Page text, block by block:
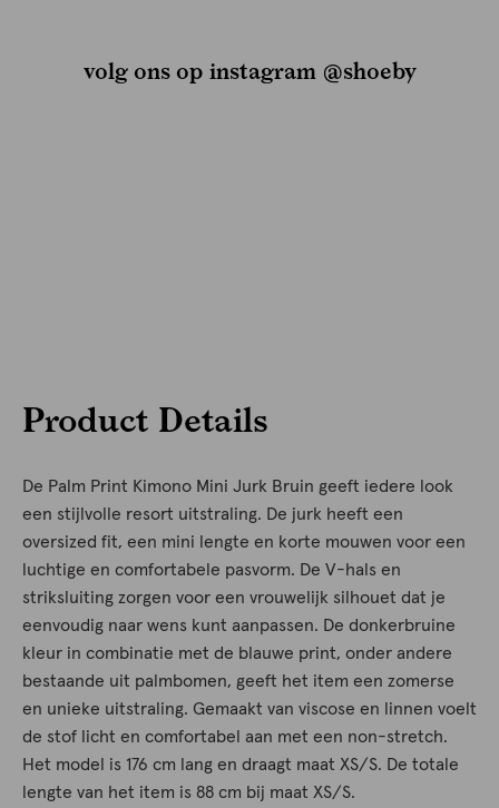
volg ons op instagram @shoeby
Product Details
De Palm Print Kimono Mini Jurk Bruin geeft iedere look
een stijlvolle resort uitstraling. De jurk heeft een
oversized fit, een mini lengte en korte mouwen voor een
luchtige en comfortabele pasvorm. De V-hals en
striksluiting zorgen voor een vrouwelijk silhouet dat je
eenvoudig naar wens kunt aanpassen. De donkerbruine
kleur in combinatie met de blauwe print, onder andere
bestaande uit palmbomen, geeft het item een zomerse
en unieke uitstraling. Gemaakt van viscose en linnen voelt
de stof licht en comfortabel aan met een non-stretch.
Het model is 176 cm lang en draagt maat XS/S. De totale
lengte van het item is 88 cm bij maat XS/S.